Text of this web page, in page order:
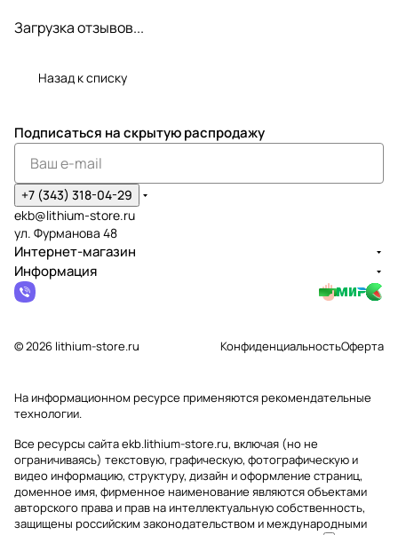
Загрузка отзывов...
Назад к списку
Подписаться на скрытую распродажу
+7 (343) 318-04-29
ekb@lithium-store.ru
ул. Фурманова 48
Интернет-магазин
Информация
© 2026 lithium-store.ru КонфиденциальностьОферта
На информационном ресурсе применяютсярекомендательные
технологии.
Все ресурсы сайта ekb.lithium-store.ru, включая (но не
ограничиваясь) текстовую, графическую, фотографическую и
видео информацию, структуру, дизайн и оформление страниц,
доменное имя, фирменное наименование являются объектами
авторского права и прав на интеллектуальную собственность,
защищены российским законодательством и международными